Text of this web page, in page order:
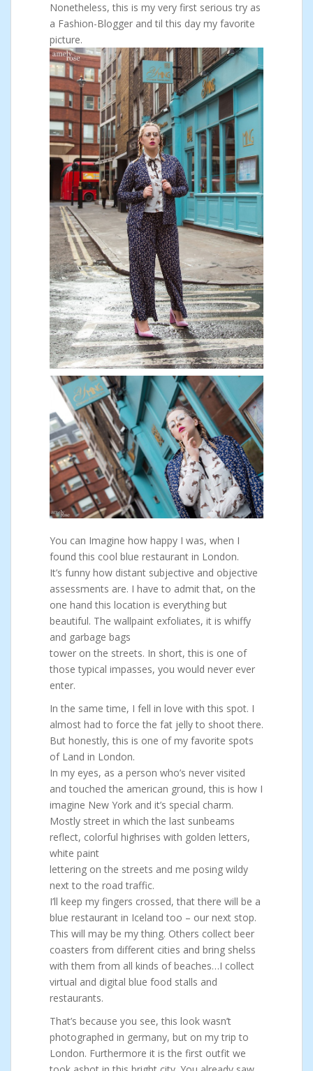
Nonetheless, this is my very first serious try as
a Fashion-Blogger and til this day my favorite
picture.
You can Imagine how happy I was, when I
found this cool blue restaurant in London.
It’s funny how distant subjective and objective
assessments are. I have to admit that, on the
one hand this location is everything but
beautiful. The wallpaint exfoliates, it is whiffy
and garbage bags
tower on the streets. In short, this is one of
those typical impasses, you would never ever
enter.
In the same time, I fell in love with this spot. I
almost had to force the fat jelly to shoot there.
But honestly, this is one of my favorite spots
of Land in London.
In my eyes, as a person who’s never visited
and touched the american ground, this is how I
imagine New York and it’s special charm.
Mostly street in which the last sunbeams
reflect, colorful highrises with golden letters,
white paint
lettering on the streets and me posing wildy
next to the road traffic.
I’ll keep my fingers crossed, that there will be a
blue restaurant in Iceland too – our next stop.
This will may be my thing. Others collect beer
coasters from different cities and bring shelss
with them from all kinds of beaches…I collect
virtual and digital blue food stalls and
restaurants.
That’s because you see, this look wasn’t
photographed in germany, but on my trip to
London. Furthermore it is the first outfit we